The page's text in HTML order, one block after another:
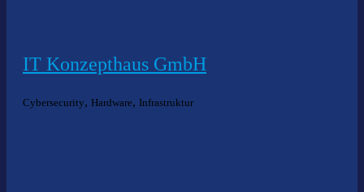
IT Konzepthaus GmbH
Cybersecurity, Hardware, Infrastruktur